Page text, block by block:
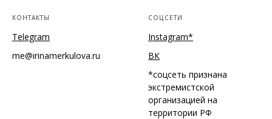
КОНТАКТЫ
Telegram
me@irinamerkulova.ru
СОЦСЕТИ
Instagram*
ВК
*соцсеть признана
экстремистской
организацией на
территории РФ